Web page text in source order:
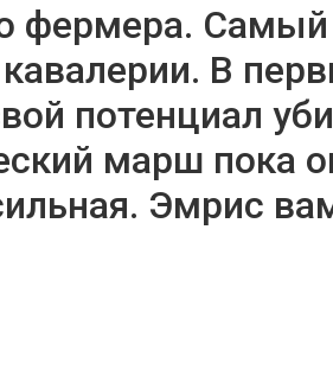
фермера.
В
потенциал
марш пока
Эмрис